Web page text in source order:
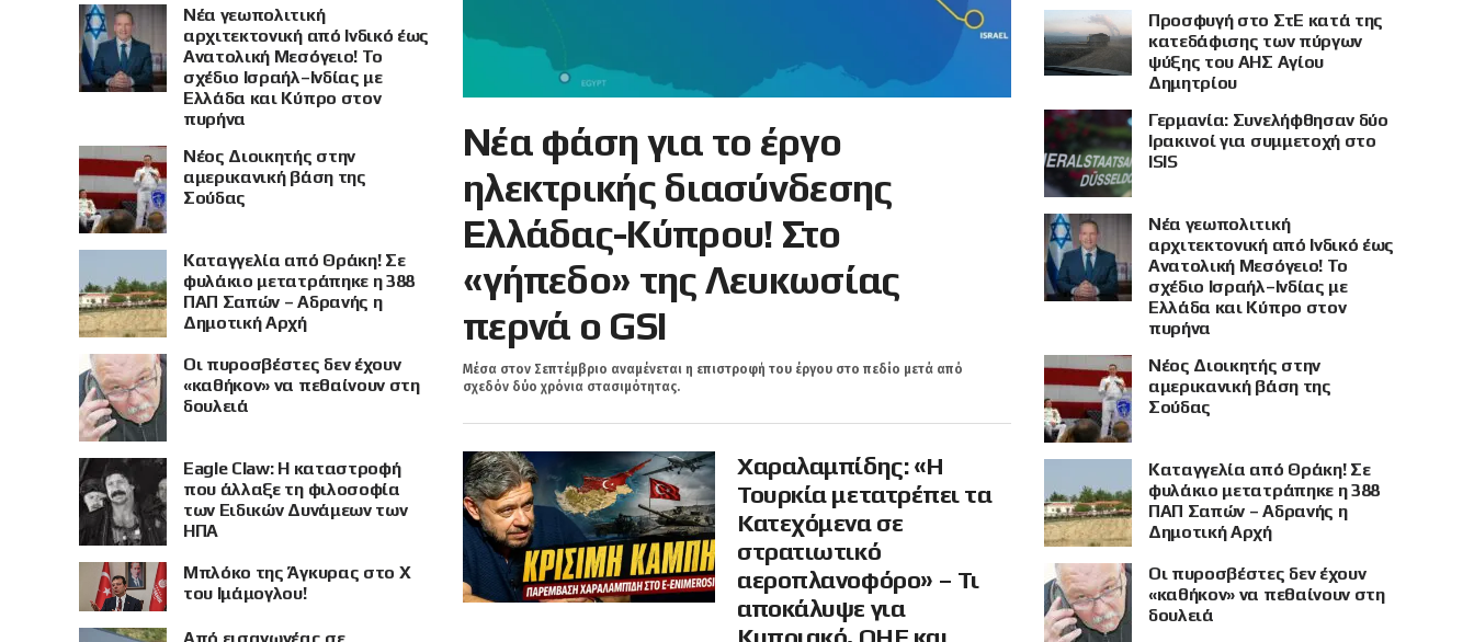
Νέα φάση για το έργο
ηλεκτρικής διασύνδεσης
Ελλάδας-Κύπρου! Στο
«γήπεδο» της Λευκωσίας
περνά ο GSI
Μέσα στον Σεπτέμβριο αναμένεται η επιστροφή του έργου στο πεδίο μετά από
σχεδόν δύο χρόνια στασιμότητας.
Χαραλαμπίδης: «Η
Τουρκία μετατρέπει τα
Κατεχόμενα σε
στρατιωτικό
αεροπλανοφόρο» – Τι
αποκάλυψε για
Νέα γεωπολιτική
αρχιτεκτονική από Ινδικό έως
Ανατολική Μεσόγειο! Το
σχέδιο Ισραήλ–Ινδίας με
Ελλάδα και Κύπρο στον
πυρήνα
Νέος Διοικητής στην
αμερικανική βάση της
Σούδας
Καταγγελία από Θράκη! Σε
φυλάκιο μετατράπηκε η 388
ΠΑΠ Σαπών – Αδρανής η
Δημοτική Αρχή
Οι πυροσβέστες δεν έχουν
«καθήκον» να πεθαίνουν στη
δουλειά
Eagle Claw: Η καταστροφή
που άλλαξε τη φιλοσοφία
των Ειδικών Δυνάμεων των
ΗΠΑ
Μπλόκο της Άγκυρας στο X
του Ιμάμογλου!
Προσφυγή στο ΣτΕ κατά της
κατεδάφισης των πύργων
ψύξης του ΑΗΣ Αγίου
Δημητρίου
Γερμανία: Συνελήφθησαν δύο
Ιρακινοί για συμμετοχή στο
ISIS
Νέα γεωπολιτική
αρχιτεκτονική από Ινδικό έως
Ανατολική Μεσόγειο! Το
σχέδιο Ισραήλ–Ινδίας με
Ελλάδα και Κύπρο στον
πυρήνα
Νέος Διοικητής στην
αμερικανική βάση της
Σούδας
Καταγγελία από Θράκη! Σε
φυλάκιο μετατράπηκε η 388
ΠΑΠ Σαπών – Αδρανής η
Δημοτική Αρχή
Οι πυροσβέστες δεν έχουν
«καθήκον» να πεθαίνουν στη
δουλειά